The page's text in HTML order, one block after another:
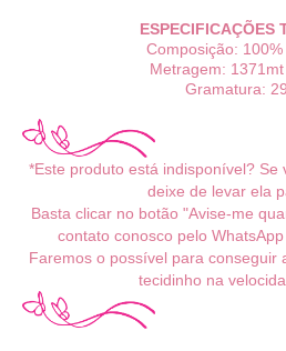
ESPECIFICAÇÕES
Composição: 100%
Metragem: 1371mt
Gramatura:
*Este produto está indisponível? Se
deixe de levar ela
Basta clicar no botão "Avise-me
contato conosco pelo
Faremos o possível para conseguir
tecidinho na